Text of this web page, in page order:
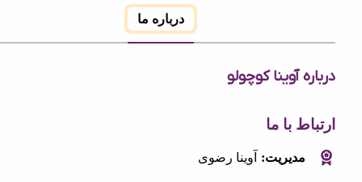
آوینا کوچولو
با ما
مدیریت: آوینا رضوی